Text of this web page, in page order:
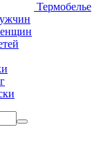
Термобелье